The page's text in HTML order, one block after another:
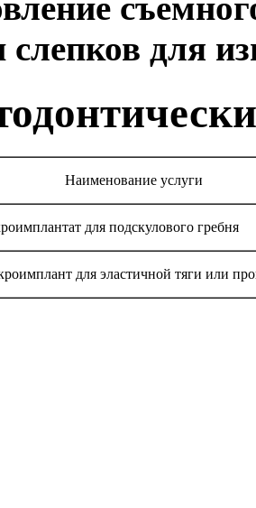
слепков для
Наименование услуги
для подскулового гребня
для эластичной тяги или